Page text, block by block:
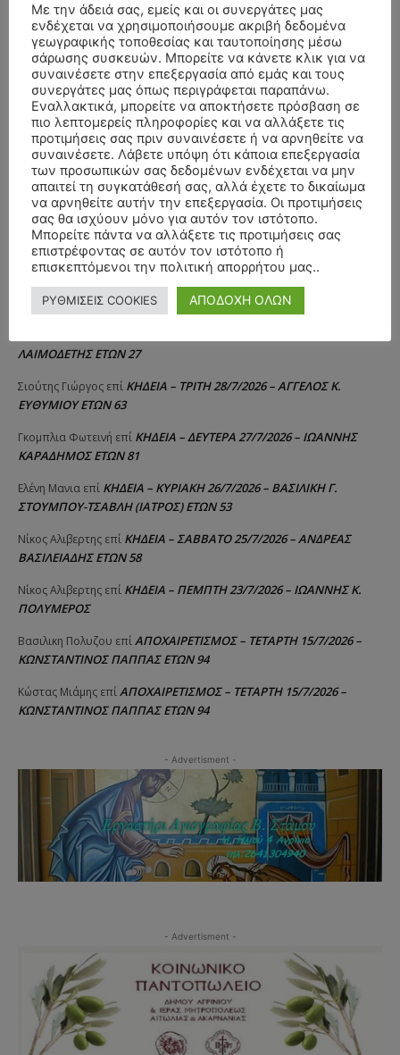
ΣΥΛΛΥΠΗΤΗΡΙΑ ΜΗΝΥΜΑΤΑ
ΠΑΝΑΓΙΩΤΗΣ IΩΑΚΕΙΜΙΔΗΣεπίΚΗΔΕΙΑ – ΔΕΥΤΕΡΑ 3/8/2026 –
ΣΠΥΡΙΔΟΥΛΑ Γ. ΣΕΪΤΑΝΙΔΟΥ ΕΤΩΝ 91
Αγγελική ΘωμουεπίΚΗΔΕΙΑ – ΔΕΥΤΕΡΑ 3/8/2026 – ΔΗΜΗΤΡΙΟΣ Σ.
ΤΣΙΛΙΚΗΣ ΕΤΩΝ 79
Δημήτριος ΔάτσικαςεπίΚΗΔΕΙΑ – ΠΑΡΑΣΚΕΥΗ 31/7/2026 –
ΚΩΝΣΤΑΝΤΙΝΟΣ Ε. ΛΑΙΜΟΔΕΤΗΣ ΕΤΩΝ 27
ΛευτέρηςεπίΚΗΔΕΙΑ – ΠΑΡΑΣΚΕΥΗ 31/7/2026 – ΚΩΝΣΤΑΝΤΙΝΟΣ Ε.
ΛΑΙΜΟΔΕΤΗΣ ΕΤΩΝ 27
ΛΑΙΜΟΔΕΤΗΣ ΕΤΩΝ 27
Σιούτης Γιώργος επί ΚΗΔΕΙΑ – ΤΡΙΤΗ 28/7/2026 – ΑΓΓΕΛΟΣ Κ.
ΕΥΘΥΜΙΟΥ ΕΤΩΝ 63
Γκομπλια Φωτεινή επί ΚΗΔΕΙΑ – ΔΕΥΤΕΡΑ 27/7/2026 – ΙΩΑΝΝΗΣ
ΚΑΡΑΔΗΜΟΣ ΕΤΩΝ 81
Ελένη Μανια επί ΚΗΔΕΙΑ – ΚΥΡΙΑΚΗ 26/7/2026 – ΒΑΣΙΛΙΚΗ Γ.
ΣΤΟΥΜΠΟΥ-ΤΣΑΒΛΗ (ΙΑΤΡΟΣ) ΕΤΩΝ 53
Νίκος Αλιβερτης επί ΚΗΔΕΙΑ – ΣΑΒΒΑΤΟ 25/7/2026 – ΑΝΔΡΕΑΣ
ΒΑΣΙΛΕΙΑΔΗΣ ΕΤΩΝ 58
Νίκος Αλιβερτης επί ΚΗΔΕΙΑ – ΠΕΜΠΤΗ 23/7/2026 – ΙΩΑΝΝΗΣ Κ.
ΠΟΛΥΜΕΡΟΣ
Βασιλικη Πολυζου επίΑΠΟΧΑΙΡΕΤΙΣΜΟΣ – ΤΕΤΑΡΤΗ 15/7/2026 –
ΚΩΝΣΤΑΝΤΙΝΟΣ ΠΑΠΠΑΣ ΕΤΩΝ 94
Κώστας Μιάμης επίΑΠΟΧΑΙΡΕΤΙΣΜΟΣ – ΤΕΤΑΡΤΗ 15/7/2026 –
ΚΩΝΣΤΑΝΤΙΝΟΣ ΠΑΠΠΑΣ ΕΤΩΝ 94
- Advertisment -
- Advertisment -
Με την άδειά σας, εμείς και οι συνεργάτες μας
ενδέχεται να χρησιμοποιήσουμε ακριβή δεδομένα
γεωγραφικής τοποθεσίας και ταυτοποίησης μέσω
σάρωσης συσκευών. Μπορείτε να κάνετε κλικ για να
συναινέσετε στην επεξεργασία από εμάς και τους
συνεργάτες μας όπως περιγράφεται παραπάνω.
Εναλλακτικά, μπορείτε να αποκτήσετε πρόσβαση σε
πιο λεπτομερείς πληροφορίες και να αλλάξετε τις
προτιμήσεις σας πριν συναινέσετε ή να αρνηθείτε να
συναινέσετε. Λάβετε υπόψη ότι κάποια επεξεργασία
των προσωπικών σας δεδομένων ενδέχεται να μην
απαιτεί τη συγκατάθεσή σας, αλλά έχετε το δικαίωμα
να αρνηθείτε αυτήν την επεξεργασία. Οι προτιμήσεις
σας θα ισχύουν μόνο για αυτόν τον ιστότοπο.
Μπορείτε πάντα να αλλάξετε τις προτιμήσεις σας
επιστρέφοντας σε αυτόν τον ιστότοπο ή
επισκεπτόμενοι την πολιτική απορρήτου μας..
ΡΥΘΜΙΣΕΙΣ COOKIES ΑΠΟΔΟΧΗ ΟΛΩΝ